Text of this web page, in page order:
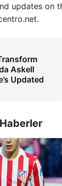
updates on
Askell
Updated